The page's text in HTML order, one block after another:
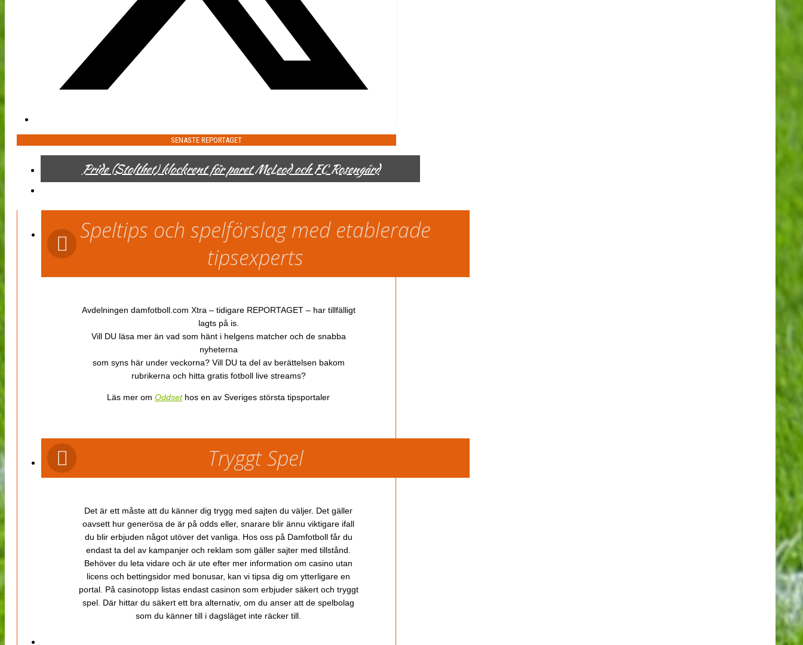
SENASTE REPORTAGET
Pride (Stolthet) klockrent för paret McLeod och FC Rosengård
Speltips och spelförslag med etablerade
tipsexperts
Avdelningen damfotboll.com Xtra – tidigare REPORTAGET – har tillfälligt
lagts på is.
Vill DU läsa mer än vad som hänt i helgens matcher och de snabba
nyheterna
som syns här under veckorna? Vill DU ta del av berättelsen bakom
rubrikerna och hitta gratis fotboll live streams?
Läs mer om Oddsethos en av Sveriges största tipsportaler
Tryggt Spel
Det är ett måste att du känner dig trygg med sajten du väljer. Det gäller
oavsett hur generösa de är på odds eller, snarare blir ännu viktigare ifall
du blir erbjuden något utöver det vanliga. Hos oss på Damfotboll får du
endast ta del av kampanjer och reklam som gäller sajter med tillstånd.
Behöver du leta vidare och är ute efter mer information om casino utan
licens och bettingsidor med bonusar, kan vi tipsa dig om ytterligare en
portal. På casinotopp listas endast casinon som erbjuder säkert och tryggt
spel. Där hittar du säkert ett bra alternativ, om du anser att de spelbolag
som du känner till i dagsläget inte räcker till.